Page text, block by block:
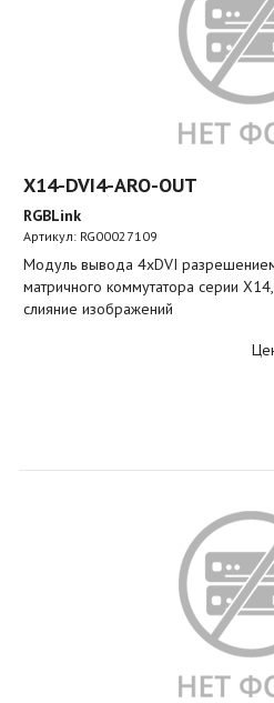
X14-DVI4-ARO-OUT
RGBLink
Артикул: RG00027109
Модуль вывода 4xDVI
матричного коммутатора серии
слияние изображений